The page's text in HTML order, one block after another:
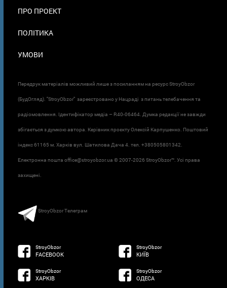
ПРО ПРОЕКТ
ПОЛІТИКА
УМОВИ
Передрук матеріалів можливий лише з посиланням на ресурс StroyObzor
(БудОгляд). "StroyObzor" зареєстровано у Нацраді з питань телебачення та
радіомовлення. Ідентифікатор медіа – R40-06464. Думка редакції не завжди
збігається з думкою автора. Керівник проєкту Олексій Карпушенко. Поштовий
індекс 61165 м. Харків вул. Шатилова Дача 4. тел. +380505801342.
Електронна пошта office@stroyobzor.ua © 2007-2026 StroyObzor™. Усі права
захищені.
StroyObzor Телеграм
StroyObzor
FACEBOOK
StroyObzor
КИЇВ
StroyObzor
ХАРКІВ
StroyObzor
ОДЕСА